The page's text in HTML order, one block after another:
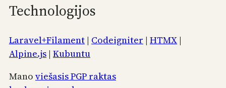
Technologijos
Laravel+Filament | Codeigniter | HTMX |
Alpine.js | Kubuntu
Mano viešasis PGP raktas